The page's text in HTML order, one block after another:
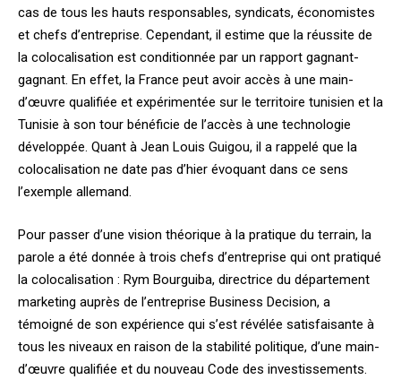
cas de tous les hauts responsables, syndicats, économistes
et chefs d’entreprise. Cependant, il estime que la réussite de
la colocalisation est conditionnée par un rapport gagnant-
gagnant. En effet, la France peut avoir accès à une main-
d’œuvre qualifiée et expérimentée sur le territoire tunisien et la
Tunisie à son tour bénéficie de l’accès à une technologie
développée. Quant à Jean Louis Guigou, il a rappelé que la
colocalisation ne date pas d’hier évoquant dans ce sens
l’exemple allemand.
Pour passer d’une vision théorique à la pratique du terrain, la
parole a été donnée à trois chefs d’entreprise qui ont pratiqué
la colocalisation : Rym Bourguiba, directrice du département
marketing auprès de l’entreprise Business Decision, a
témoigné de son expérience qui s’est révélée satisfaisante à
tous les niveaux en raison de la stabilité politique, d’une main-
d’œuvre qualifiée et du nouveau Code des investissements.